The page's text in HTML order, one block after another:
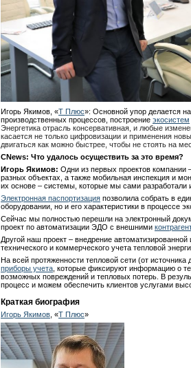
Игорь Якимов, «Т Плюс»: Основной упор делается
производственных процессов, построение экосистем
Энергетика отрасль консервативная, и любые
касается не только цифровизации и применения
двигаться как можно быстрее, чтобы не стоять на
CNews: Что удалось осуществить за это время?
Игорь Якимов: Одни из первых проектов компании
разных объектах, а также мобильная инспекция и
их основе – системы, которые мы сами разработали
Электронная паспортизация позволила собрать в
оборудовании, но и его характеристики в процессе
Сейчас мы полностью перешли на электронный
проект по автоматизации ЭДО с внешними
Другой наш проект – внедрение
технического и коммерческого учета тепловой
На всей протяженности тепловой сети (от источника
приборы учета , которые фиксируют информацию о
возможных повреждений и тепловых потерь. В
процесс и можем обеспечить клиентов услугами
Краткая биография
Игорь Якимов , «Т Плюс»